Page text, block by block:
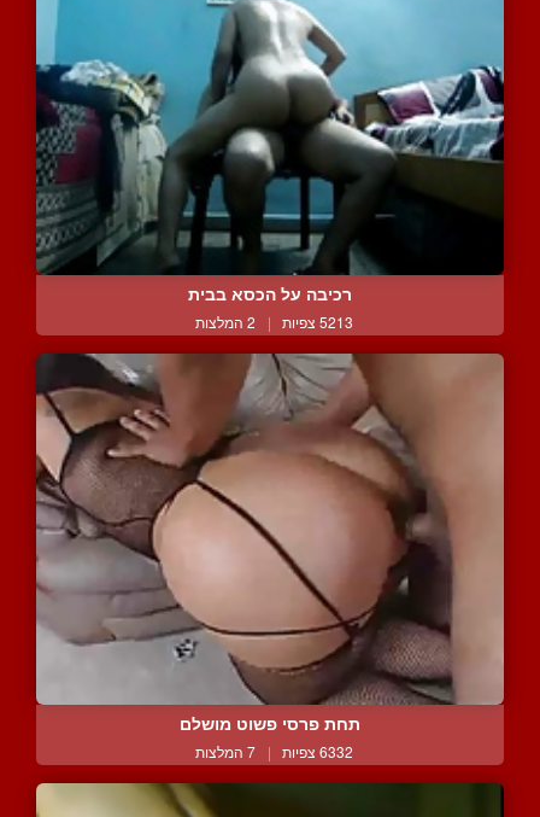
רכיבה על הכסא בבית
5213 צפיות | 2 המלצות
תחת פרסי פשוט מושלם
6332 צפיות | 7 המלצות